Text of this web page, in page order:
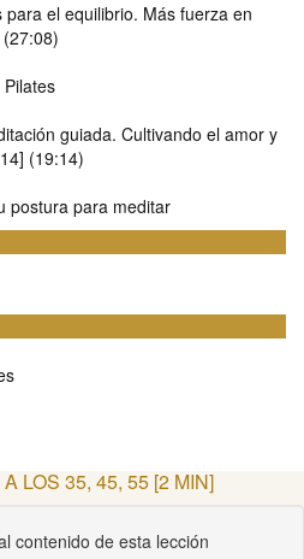
para el equilibrio. Más fuerza en
guiada. Cultivando el amor y
(19:14)
postura para meditar
LOS 35, 45, 55 [2 MIN]
contenido de esta lección